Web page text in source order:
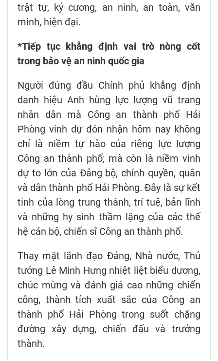
trật tự, kỷ cương, an ninh, an toàn, văn
minh, hiện đại.
*Tiếp tục khẳng định vai trò nòng cốt
trong bảo vệ an ninh quốc gia
Người đứng đầu Chính phủ khẳng định
danh hiệu Anh hùng lực lượng vũ trang
nhân dân mà Công an thành phố Hải
Phòng vinh dự đón nhận hôm nay không
chỉ là niềm tự hào của riêng lực lượng
Công an thành phố; mà còn là niềm vinh
dự to lớn của Đảng bộ, chính quyền, quân
và dân thành phố Hải Phòng. Đây là sự kết
tinh của lòng trung thành, trí tuệ, bản lĩnh
và những hy sinh thầm lặng của các thế
hệ cán bộ, chiến sĩ Công an thành phố.
Thay mặt lãnh đạo Đảng, Nhà nước, Thủ
tướng Lê Minh Hưng nhiệt liệt biểu dương,
chúc mừng và đánh giá cao những chiến
công, thành tích xuất sắc của Công an
thành phố Hải Phòng trong suốt chặng
đường xây dựng, chiến đấu và trưởng
thành.